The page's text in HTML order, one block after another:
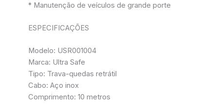
* Manutenção de veículos de grande porte
ESPECIFICAÇÕES
Modelo: USR001004
Marca: Ultra Safe
Tipo: Trava-quedas retrátil
Cabo: Aço inox
Comprimento: 10 metros